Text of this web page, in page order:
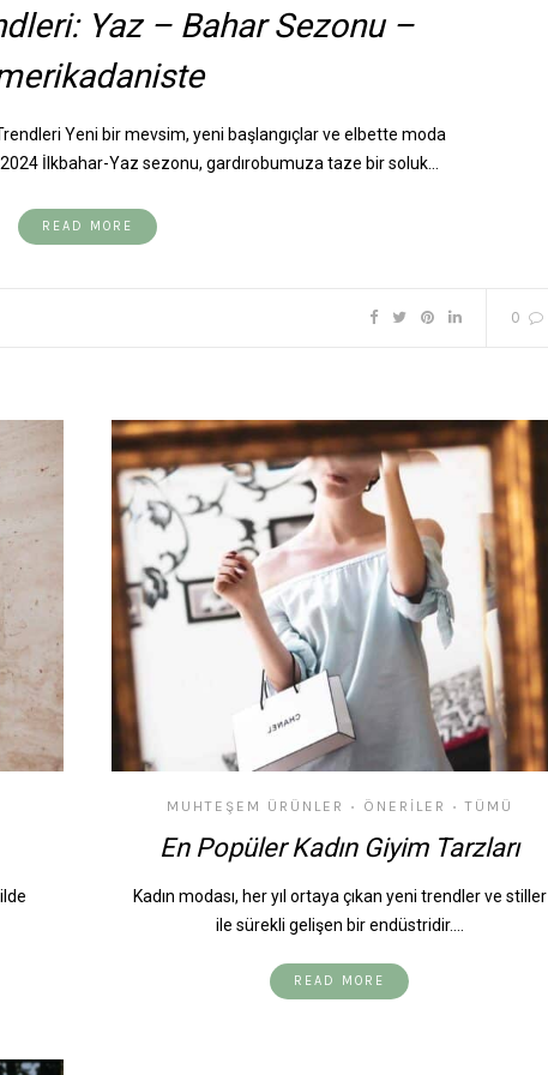
Yaz – Bahar Sezonu –
Yeni bir mevsim, yeni başlangıçlar ve elbette moda
İlkbahar-Yaz sezonu, gardırobumuza taze bir soluk…
READ MORE
0
MUHTEŞEM ÜRÜNLER • ÖNERILER • TÜMÜ
En Popüler Kadın Giyim Tarzları
Kadın modası, her yıl ortaya çıkan yeni trendler ve stiller
ile sürekli gelişen bir endüstridir.…
READ MORE